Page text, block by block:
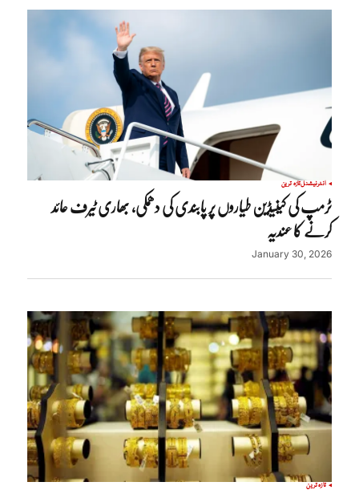
انٹرنیشنلتازہ ترین
ٹرمپ کی کینیڈین طیاروں پر پابندی کی دھمکی، بھاری ٹیرف عائد
کرنے کا عندیہ
January 30, 2026
تازہ ترین